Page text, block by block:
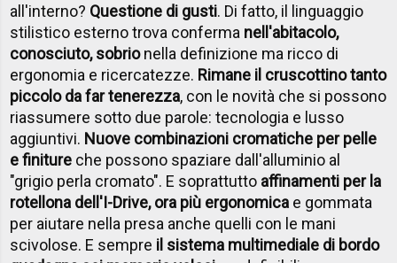
all'interno? Questione di gusti. Di fatto, il linguaggio
stilistico esterno trova conferma nell'abitacolo,
conosciuto, sobrionella definizione ma ricco di
ergonomia e ricercatezze. Rimane il cruscottino tanto
piccolo da far tenerezza, con le novità che si possono
riassumere sotto due parole: tecnologia e lusso
aggiuntivi. Nuove combinazioni cromatiche per pelle
e finiture che possono spaziare dall'alluminio al
"grigio perla cromato". E soprattutto affinamenti per la
rotellona dell'I-Drive, ora più ergonomica e gommata
per aiutare nella presa anche quelli con le mani
scivolose. E sempre il sistema multimediale di bordo